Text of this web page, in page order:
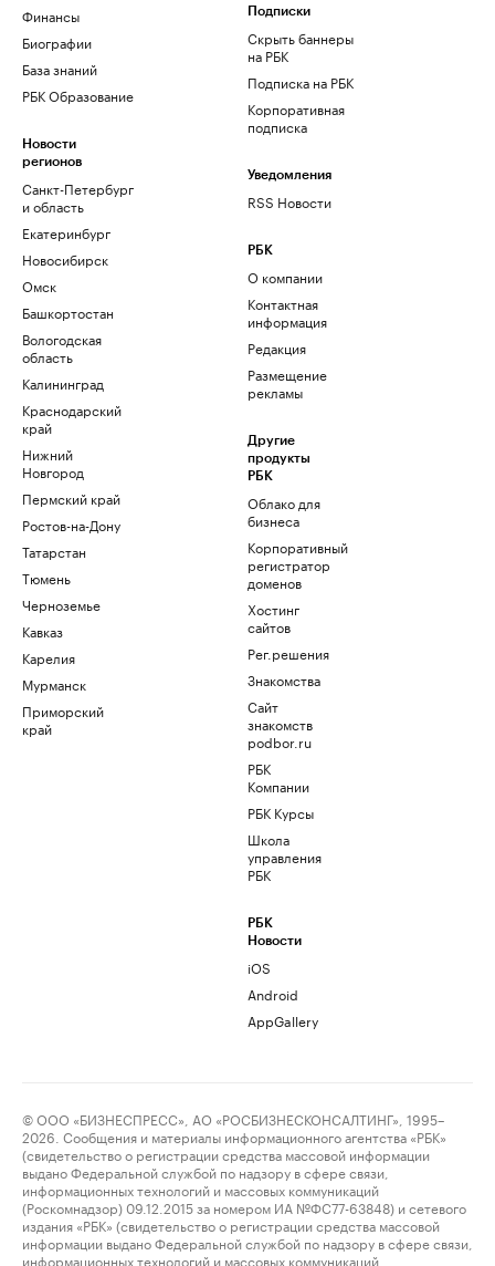
Финансы
Биографии
База знаний
РБК Образование
Новости
регионов
Санкт-Петербург
и область
Екатеринбург
Новосибирск
Омск
Башкортостан
Вологодская
область
Калининград
Краснодарский
край
Нижний
Новгород
Пермский край
Ростов-на-Дону
Татарстан
Тюмень
Черноземье
Кавказ
Карелия
Мурманск
Приморский
край
Подписки
Скрыть баннеры
на РБК
Подписка на РБК
Корпоративная
подписка
Уведомления
RSS Новости
РБК
О компании
Контактная
информация
Редакция
Размещение
рекламы
Другие
продукты
РБК
Облако для
бизнеса
Корпоративный
регистратор
доменов
Хостинг
сайтов
Рег.решения
Знакомства
Сайт
знакомств
podbor.ru
РБК
Компании
РБК Курсы
Школа
управления
РБК
РБК
Новости
iOS
Android
AppGallery
© ООО «БИЗНЕСПРЕСС», АО «РОСБИЗНЕСКОНСАЛТИНГ», 1995–
2026. Сообщения и материалы информационного агентства «РБК»
(свидетельство о регистрации средства массовой информации
выдано Федеральной службой по надзору в сфере связи,
информационных технологий и массовых коммуникаций
(Роскомнадзор) 09.12.2015 за номером ИА №ФС77-63848) и сетевого
издания «РБК» (свидетельство о регистрации средства массовой
информации выдано Федеральной службой по надзору в сфере связи,
информационных технологий и массовых коммуникаций